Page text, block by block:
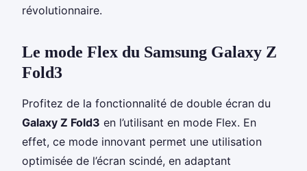
révolutionnaire.
Le mode Flex du Samsung Galaxy Z
Fold3
Profitez de la fonctionnalité de double écran du
Galaxy Z Fold3 en l’utilisant en mode Flex. En
effet, ce mode innovant permet une utilisation
optimisée de l’écran scindé, en adaptant